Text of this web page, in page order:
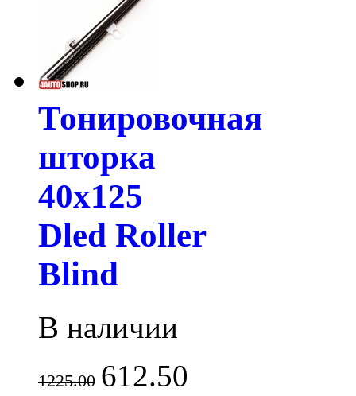
Тонировочная
шторка
40х125
Dled Roller
Blind
В наличии
1225.00 612.50